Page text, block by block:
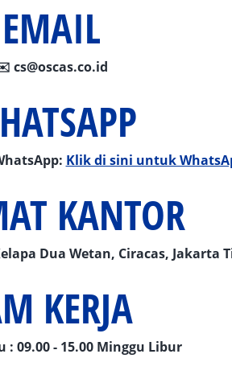
EMAIL
cs@oscas.co.id
Klik di sini untuk
KANTOR
Dua Wetan, Ciracas, Jakarta
KERJA
: 09.00 - 15.00 Minggu Libur